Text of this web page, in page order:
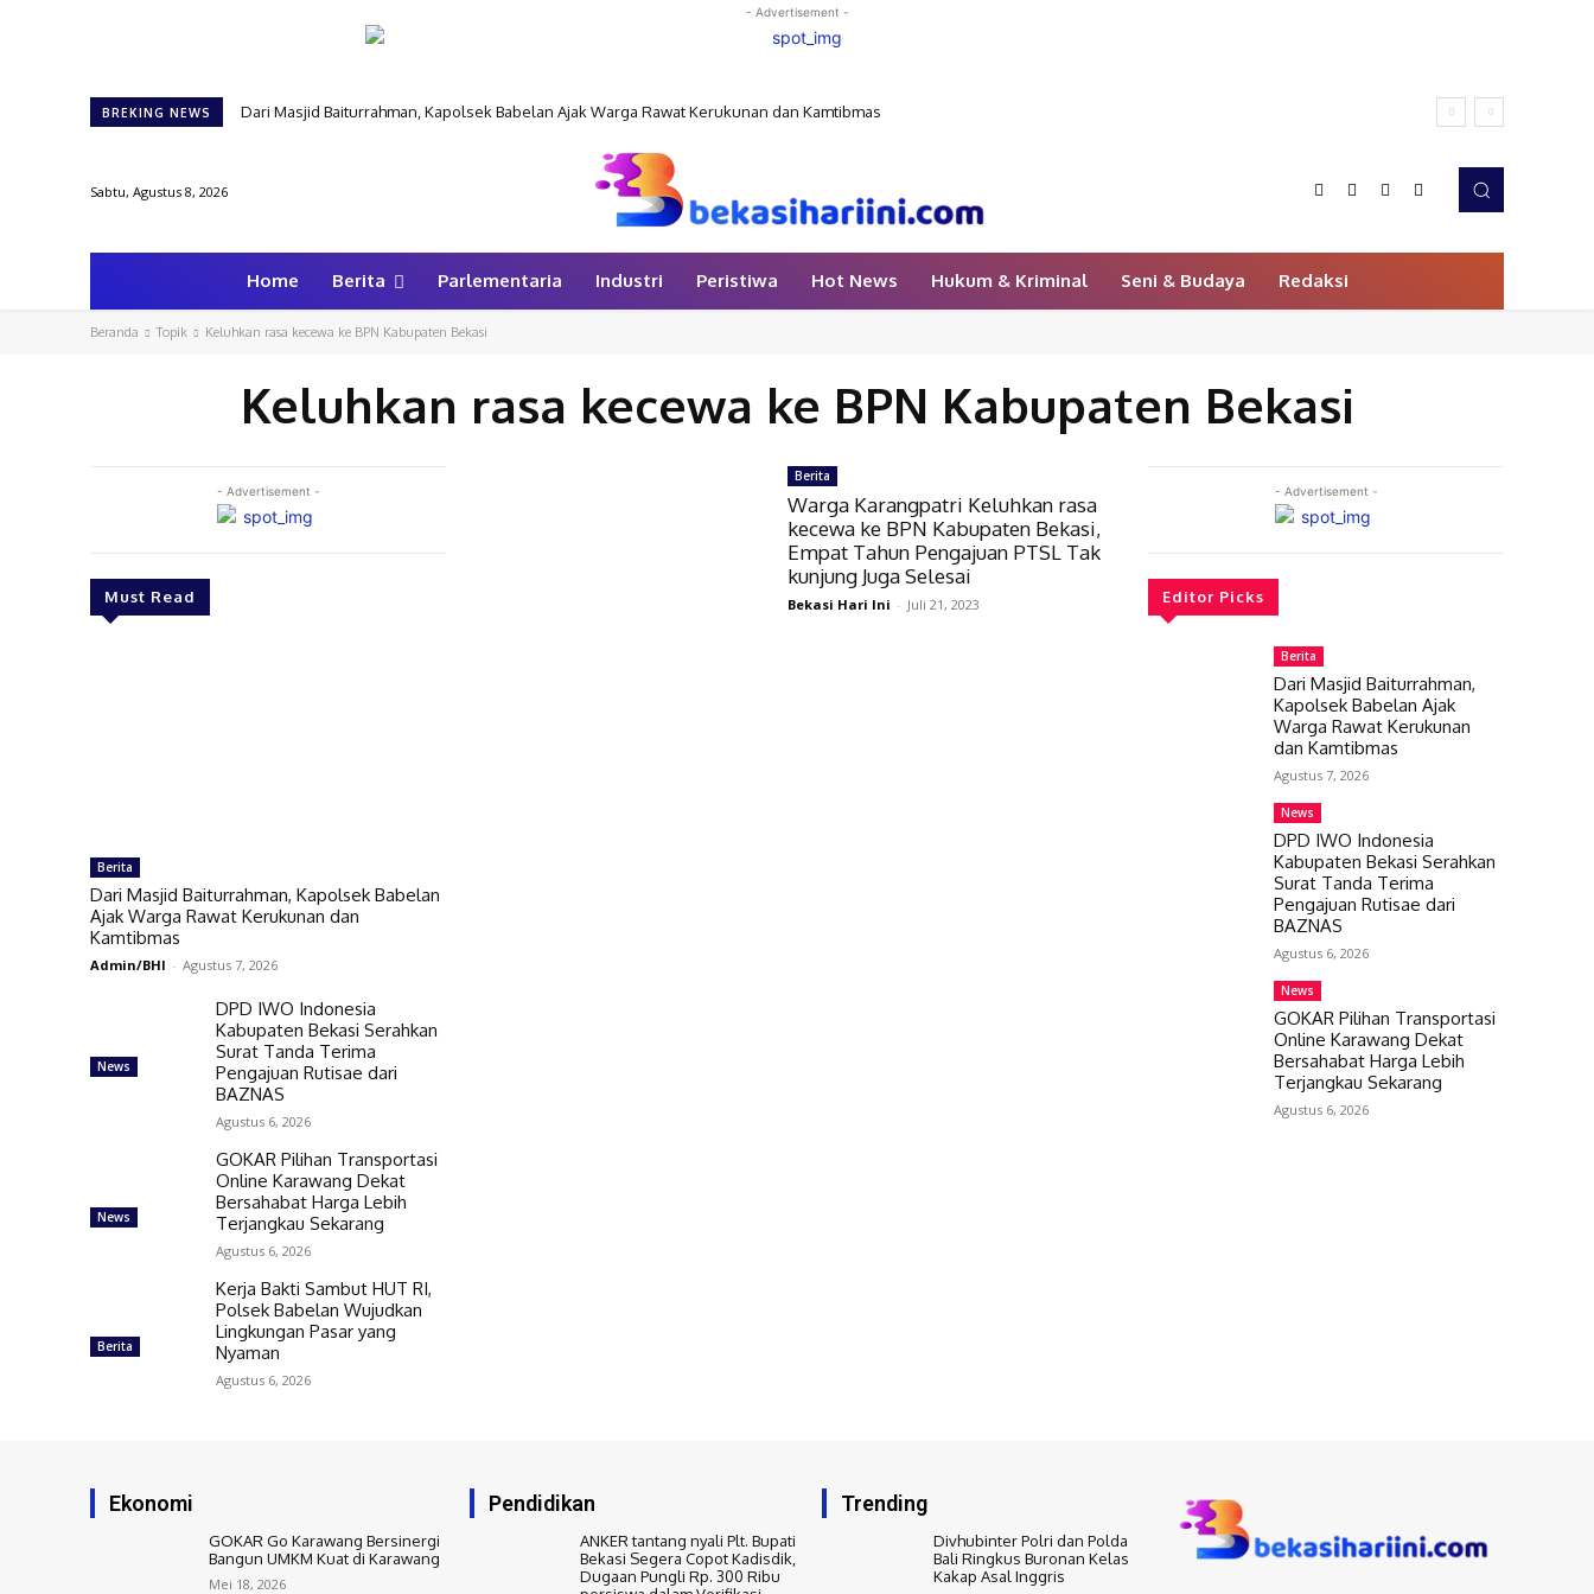
- Advertisement -
BREKING NEWS Dari Masjid Baiturrahman, Kapolsek Babelan Ajak Warga Rawat Kerukunan dan Kamtibmas
Sabtu, Agustus 8, 2026
Home Berita Parlementaria Industri Peristiwa Hot News Hukum & Kriminal Seni & Budaya Redaksi
Beranda Topik Keluhkan rasa kecewa ke BPN Kabupaten Bekasi
Keluhkan rasa kecewa ke BPN Kabupaten Bekasi
- Advertisement -
Must Read
Berita
Dari Masjid Baiturrahman, Kapolsek Babelan
Ajak Warga Rawat Kerukunan dan
Kamtibmas
Admin/BHI - Agustus 7, 2026
News
DPD IWO Indonesia
Kabupaten Bekasi Serahkan
Surat Tanda Terima
Pengajuan Rutisae dari
BAZNAS
Agustus 6, 2026
News
GOKAR Pilihan Transportasi
Online Karawang Dekat
Bersahabat Harga Lebih
Terjangkau Sekarang
Agustus 6, 2026
Berita
Kerja Bakti Sambut HUT RI,
Polsek Babelan Wujudkan
Lingkungan Pasar yang
Nyaman
Agustus 6, 2026
Berita
Warga Karangpatri Keluhkan rasa
kecewa ke BPN Kabupaten Bekasi,
Empat Tahun Pengajuan PTSL Tak
kunjung Juga Selesai
Bekasi Hari Ini - Juli 21, 2023
- Advertisement -
Editor Picks
Berita
Dari Masjid Baiturrahman,
Kapolsek Babelan Ajak
Warga Rawat Kerukunan
dan Kamtibmas
Agustus 7, 2026
News
DPD IWO Indonesia
Kabupaten Bekasi Serahkan
Surat Tanda Terima
Pengajuan Rutisae dari
BAZNAS
Agustus 6, 2026
News
GOKAR Pilihan Transportasi
Online Karawang Dekat
Bersahabat Harga Lebih
Terjangkau Sekarang
Agustus 6, 2026
Ekonomi
GOKAR Go Karawang Bersinergi
Bangun UMKM Kuat di Karawang
Mei 18, 2026
Pendidikan
ANKER tantang nyali Plt. Bupati
Bekasi Segera Copot Kadisdik,
Dugaan Pungli Rp. 300 Ribu
Trending
Divhubinter Polri dan Polda
Bali Ringkus Buronan Kelas
Kakap Asal Inggris